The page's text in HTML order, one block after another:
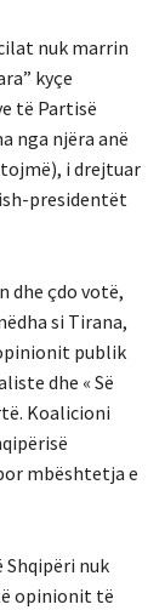
nuk marrin
kyçe
të Partisë
nga njëra anë
i drejtuar
presidentët
dhe çdo votë,
si Tirana,
publik
dhe « Së
Koalicioni
mbështetja e
nuk
opinionit të